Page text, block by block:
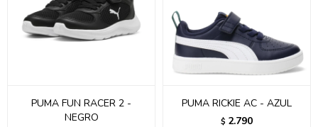
PUMA FUN RACER 2 -
NEGRO
PUMA RICKIE AC - AZUL
$ 2.790